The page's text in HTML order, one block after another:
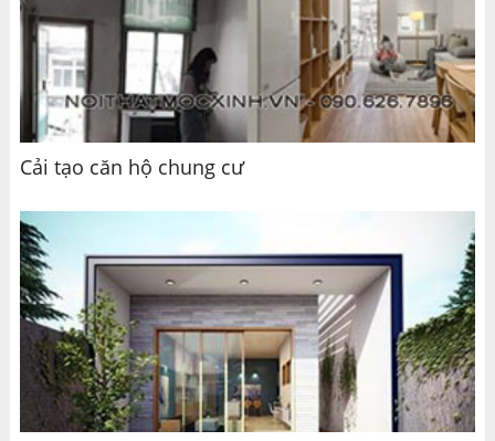
Cải tạo căn hộ chung cư